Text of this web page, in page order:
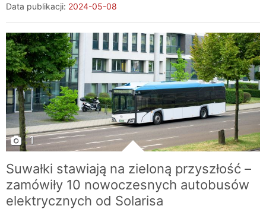
Data publikacji: 2024-05-08
1
Suwałki stawiają na zieloną przyszłość –
zamówiły 10 nowoczesnych autobusów
elektrycznych od Solarisa